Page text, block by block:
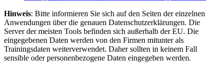
Hinweis: Bitte informieren Sie sich auf den Seiten der einzelnen
Anwendungen über die genauen Datenschutzerklärungen. Die
Server der meisten Tools befinden sich außerhalb der EU. Die
eingegebenen Daten werden von den Firmen mitunter als
Trainingsdaten weiterverwendet. Daher sollten in keinem Fall
sensible oder personenbezogene Daten eingegeben werden.